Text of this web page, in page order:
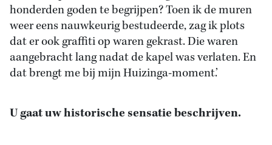
honderden goden te begrijpen? Toen ik de muren
weer eens nauwkeurig bestudeerde, zag ik plots
dat er ook graffiti op waren gekrast. Die waren
aangebracht lang nadat de kapel was verlaten. En
dat brengt me bij mijn Huizinga-moment.’
U gaat uw historische sensatie beschrijven.